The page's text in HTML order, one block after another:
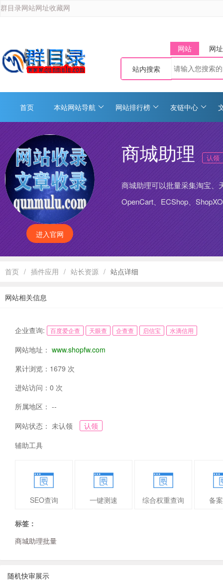
群目录网站网址收藏网
网站 网址
站内搜索
首页 本站网站导航 网站排行榜 友链中心
进入官网
商城助理 认领
商城助理可以批量采集淘宝、
OpenCart、ECShop、
首页 / 插件应用 / 站长资源 / 站点详细
网站相关信息
企业查询: 百度爱企查 天眼查 企查查 启信宝 水滴信用
网站地址： www.shopfw.com
累计浏览：1679 次
进站访问：0 次
所属地区： --
网站状态： 未认领
认领
辅助工具
SEO查询 一键测速 综合权重查询 备
标签：
商城助理批量
随机快审展示